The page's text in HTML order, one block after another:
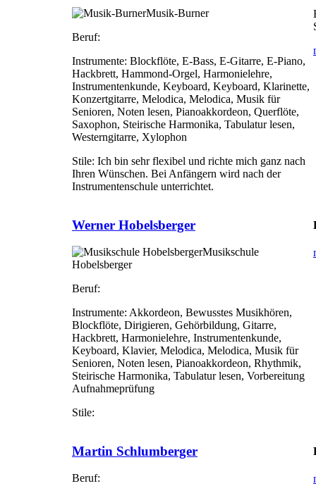
Musik-Burner
Beruf:
Instrumente: Blockflöte, E-Bass, E-Gitarre, E-Piano,
Hackbrett, Hammond-Orgel, Harmonielehre,
Instrumentenkunde, Keyboard, Keyboard, Klarinette,
Konzertgitarre, Melodica, Melodica, Musik für
Senioren, Noten lesen, Pianoakkordeon, Querflöte,
Saxophon, Steirische Harmonika, Tabulatur lesen,
Westerngitarre, Xylophon
Stile: Ich bin sehr flexibel und richte mich ganz nach
Ihren Wünschen. Bei Anfängern wird nach der
Instrumentenschule unterrichtet.
Werner Hobelsberger
Musikschule
Hobelsberger
Beruf:
Instrumente: Akkordeon, Bewusstes Musikhören,
Blockflöte, Dirigieren, Gehörbildung, Gitarre,
Hackbrett, Harmonielehre, Instrumentenkunde,
Keyboard, Klavier, Melodica, Melodica, Musik für
Senioren, Noten lesen, Pianoakkordeon, Rhythmik,
Steirische Harmonika, Tabulatur lesen, Vorbereitung
Aufnahmeprüfung
Stile:
Martin Schlumberger
Beruf: